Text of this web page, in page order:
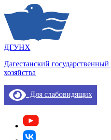
ДГУНХ
Дагестанский
хозяйства
Для слабовидящих